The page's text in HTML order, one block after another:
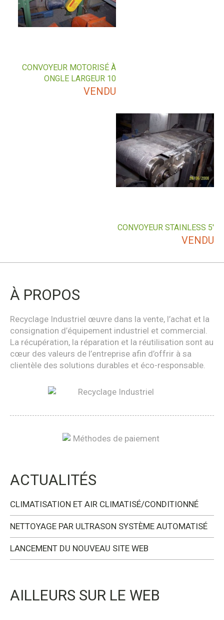
CONVOYEUR MOTORISÉ À
ONGLE LARGEUR 10
VENDU
CONVOYEUR STAINLESS 5′
VENDU
À PROPOS
Recyclage Industriel œuvre dans la vente, l’achat et la
consignation d’équipement industriel et commercial.
La récupération, la réparation et la réutilisation sont au
cœur des valeurs de l’entreprise afin d’offrir à sa
clientèle des solutions durables et éco-responsable.
ACTUALITÉS
CLIMATISATION ET AIR CLIMATISÉ/CONDITIONNÉ
NETTOYAGE PAR ULTRASON SYSTÈME AUTOMATISÉ
LANCEMENT DU NOUVEAU SITE WEB
AILLEURS SUR LE WEB